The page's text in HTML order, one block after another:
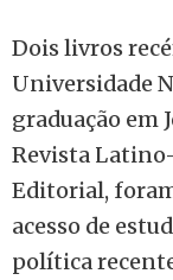
Dois livros
Universidade
graduação em
Revista
Editorial,
acesso de
política